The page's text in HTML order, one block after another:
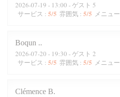
2026-07-19 - 13:00 - ゲスト 5
サービス : 5/5 雰囲気 : 5/5 メニュー
Boqun .
2026-07-20 - 19:30 - ゲスト 2
サービス : 5/5 雰囲気 : 5/5 メニュー
Clémence B